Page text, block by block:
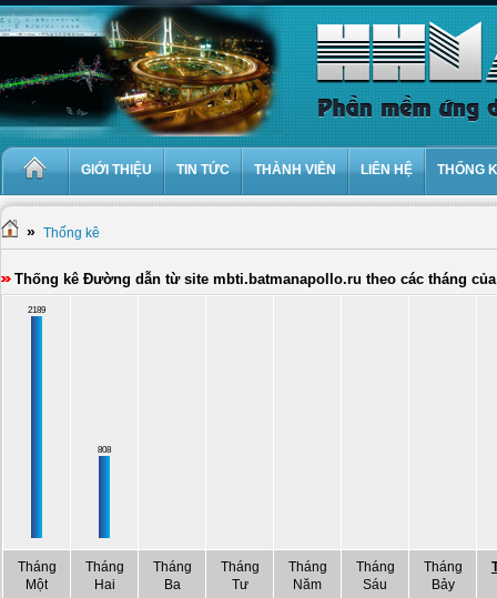
GIỚI THIỆU TIN TỨC THÀNH VIÊN LIÊN HỆ THỐNG
» Thống kê
Thống kê Đường dẫn từ site mbti.batmanapollo.ru theo các tháng của
2189
808
Tháng
Một
Tháng
Hai
Tháng
Ba
Tháng
Tư
Tháng
Năm
Tháng
Sáu
Tháng
Bảy